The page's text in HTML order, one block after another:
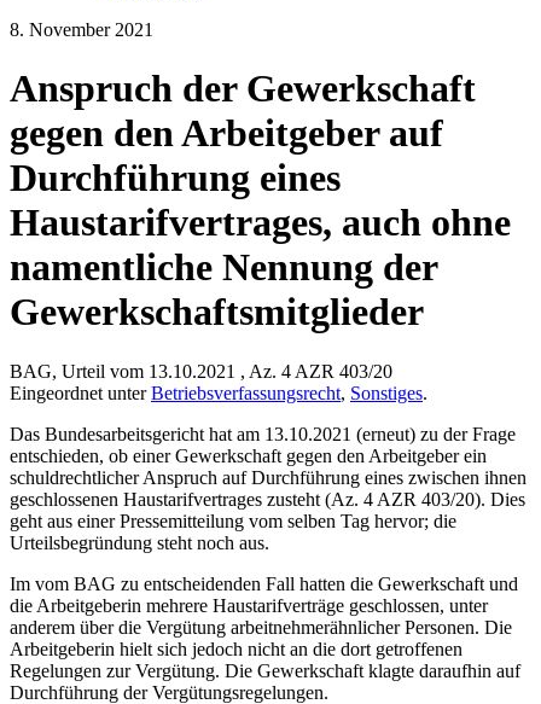
8. November 2021
Anspruch der Gewerkschaft
gegen den Arbeitgeber auf
Durchführung eines
Haustarifvertrages, auch ohne
namentliche Nennung der
Gewerkschaftsmitglieder
BAG, Urteil vom 13.10.2021 , Az. 4 AZR 403/20
Eingeordnet unterBetriebsverfassungsrecht, Sonstiges.
Das Bundesarbeitsgericht hat am 13.10.2021 (erneut) zu der Frage
entschieden, ob einer Gewerkschaft gegen den Arbeitgeber ein
schuldrechtlicher Anspruch auf Durchführung eines zwischen ihnen
geschlossenen Haustarifvertrages zusteht (Az. 4 AZR 403/20). Dies
geht aus einer Pressemitteilung vom selben Tag hervor; die
Urteilsbegründung steht noch aus.
Im vom BAG zu entscheidenden Fall hatten die Gewerkschaft und
die Arbeitgeberin mehrere Haustarifverträge geschlossen, unter
anderem über die Vergütung arbeitnehmerähnlicher Personen. Die
Arbeitgeberin hielt sich jedoch nicht an die dort getroffenen
Regelungen zur Vergütung. Die Gewerkschaft klagte daraufhin auf
Durchführung der Vergütungsregelungen.